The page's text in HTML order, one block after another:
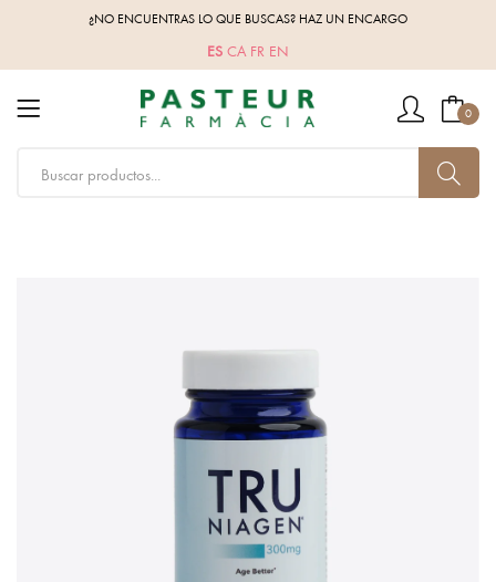
¿NO ENCUENTRAS LO QUE BUSCAS? HAZ UN ENCARGO
ES CA FR EN
0